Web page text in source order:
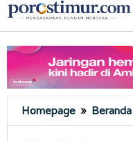
Lewati
ke
Homepage » Beranda